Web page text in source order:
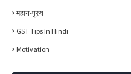
महान-पुरुष
GST Tips In Hindi
Motivation